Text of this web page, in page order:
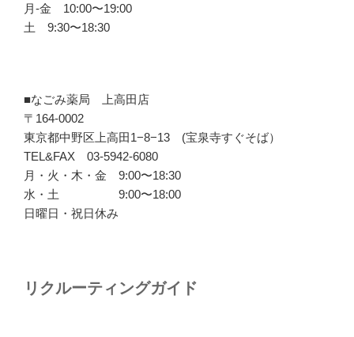
月-金 10:00〜19:00
土 9:30〜18:30
■なごみ薬局 上高田店
〒164-0002
東京都中野区上高田1−8−13 (宝泉寺すぐそば）
TEL&FAX 03-5942-6080
月・火・木・金 9:00〜18:30
水・土 9:00〜18:00
日曜日・祝日休み
リクルーティングガイド